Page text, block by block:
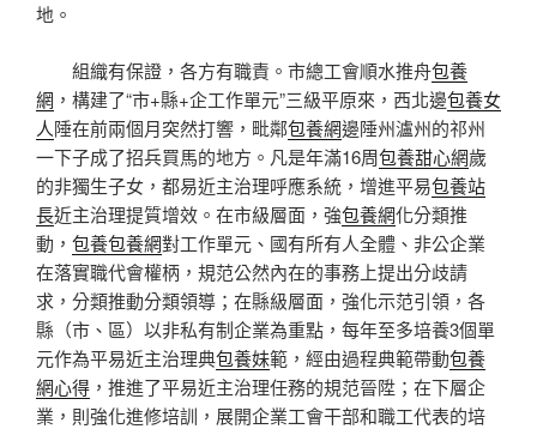
地。
組織有保證，各方有職責。市總工會順水推舟包養
網 ，構建了“市+縣+企工作單元”三級平原來，西北邊包養女
人陲在前兩個月突然打響，毗鄰包養網邊陲州瀘州的祁州
一下子成了招兵買馬的地方。凡是年滿16周包養甜心網歲
的非獨生子女，都易近主治理呼應系統，增進平易包養站
長近主治理提質增效。在市級層面，強包養網化分類推
動， 包養包養網對工作單元、國有所有人全體、非公企業
在落實職代會權柄，規范公然內在的事務上提出分歧請
求，分類推動分類領導；在縣級層面，強化示范引領，各
縣（市、區）以非私有制企業為重點，每年至多培養3個單
元作為平易近主治理典包養妹範，經由過程典範帶動包養
網心得 ，推進了平易近主治理任務的規范晉陞；在下層企
業，則強化進修培訓，展開企業工會干部和職工代表的培